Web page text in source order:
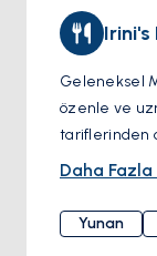
Irini's
Geleneksel
özenle ve
tariflerinden
Yumuşacık
yerel
Huzurlu bir
Daha
Yunan